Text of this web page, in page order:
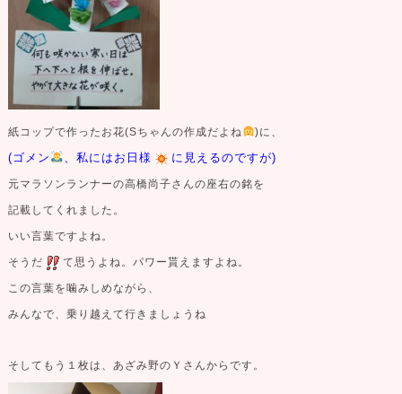
紙コップで作ったお花(Sちゃんの作成だよね )に、
(ゴメン 、私にはお日様 に見えるのですが)
元マラソンランナーの高橋尚子さんの座右の銘を
記載してくれました。
いい言葉ですよね。
そうだ て思うよね。パワー貰えますよね。
この言葉を噛みしめながら、
みんなで、乗り越えて行きましょうね
そしてもう１枚は、あざみ野のＹさんからです。